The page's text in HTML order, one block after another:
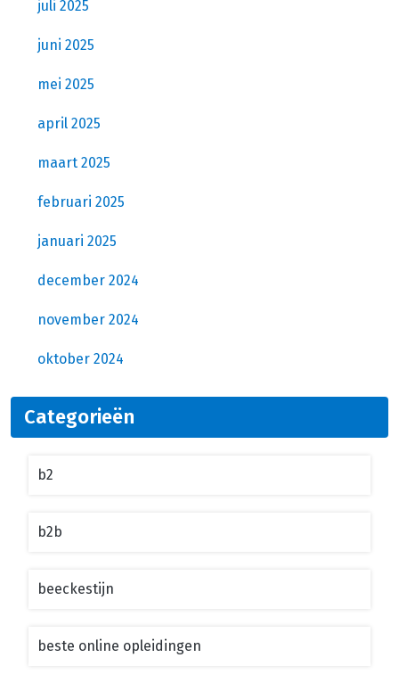
juli 2025
juni 2025
mei 2025
april 2025
maart 2025
februari 2025
januari 2025
december 2024
november 2024
oktober 2024
Categorieën
b2
b2b
beeckestijn
beste online opleidingen